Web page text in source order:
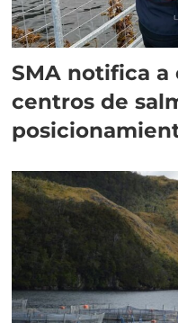
SMA notifica a
centros de